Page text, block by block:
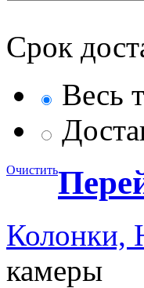
Срок
Весь
Очистить
Колонки,
камеры